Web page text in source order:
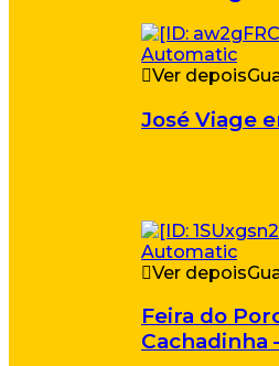
Ver depois
José Viage
Ver depois
Feira do
Cachadinha